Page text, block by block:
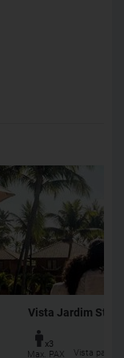
Vista Jardim
x3
Max. PAX
Vista para o